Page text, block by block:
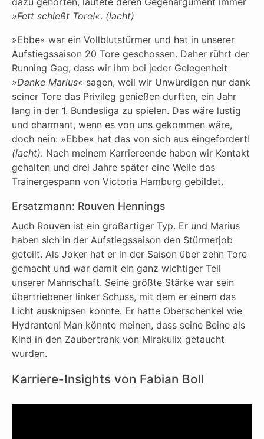
»Fett schießt Tore!«. (lacht)
»Ebbe« war ein Vollblutstürmer und hat in unserer
Aufstiegssaison 20 Tore geschossen. Daher rührt der
Running Gag, dass wir ihm bei jeder Gelegenheit
»Danke Marius« sagen, weil wir Unwürdigen nur dank
seiner Tore das Privileg genießen durften, ein Jahr
lang in der 1. Bundesliga zu spielen. Das wäre lustig
und charmant, wenn es von uns gekommen wäre,
doch nein: »Ebbe« hat das von sich aus eingefordert!
(lacht). Nach meinem Karriereende haben wir Kontakt
gehalten und drei Jahre später eine Weile das
Trainergespann von Victoria Hamburg gebildet.
Ersatzmann: Rouven Hennings
Auch Rouven ist ein großartiger Typ. Er und Marius
haben sich in der Aufstiegssaison den Stürmerjob
geteilt. Als Joker hat er in der Saison über zehn Tore
gemacht und war damit ein ganz wichtiger Teil
unserer Mannschaft. Seine größte Stärke war sein
übertriebener linker Schuss, mit dem er einem das
Licht ausknipsen konnte. Er hatte Oberschenkel wie
Hydranten! Man könnte meinen, dass seine Beine als
Kind in den Zaubertrank von Mirakulix getaucht
wurden.
Karriere-Insights von Fabian Boll